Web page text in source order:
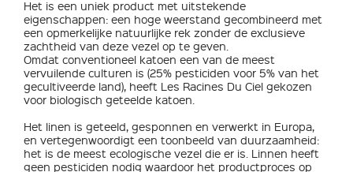
Het is een uniek product met uitstekende
eigenschappen: een hoge weerstand gecombineerd met
een opmerkelijke natuurlijke rek zonder de exclusieve
zachtheid van deze vezel op te geven.
Omdat conventioneel katoen een van de meest
vervuilende culturen is (25% pesticiden voor 5% van het
gecultiveerde land), heeft Les Racines Du Ciel gekozen
voor biologisch geteelde katoen.
Het linen is geteeld, gesponnen en verwerkt in Europa,
en vertegenwoordigt een toonbeeld van duurzaamheid:
het is de meest ecologische vezel die er is. Linnen heeft
geen pesticiden nodig waardoor het productproces op